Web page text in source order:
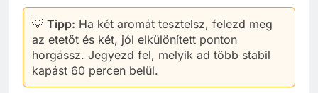
💡 Tipp: Ha két aromát tesztelsz, felezd meg
az etetőt és két, jól elkülönített ponton
horgássz. Jegyezd fel, melyik ad több stabil
kapást 60 percen belül.